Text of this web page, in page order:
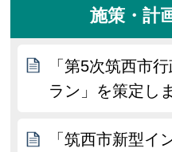
施策・計
「第5次筑西市
ラン」を策定し
「筑西市新型イ